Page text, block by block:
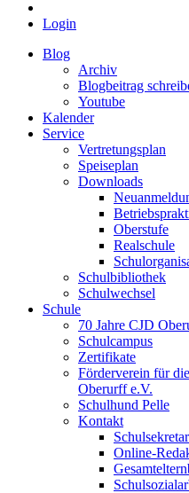
Login
Blog
Archiv
Blogbeitrag
Youtube
Kalender
Service
Vertretungsplan
Speiseplan
Downloads
Oberstufe
Realschule
Schulbibliothek
Schulwechsel
Schule
70 Jahre CJD
Schulcampus
Zertifikate
Förderverein für
Oberurff e.V.
Schulhund Pelle
Kontakt
Online-